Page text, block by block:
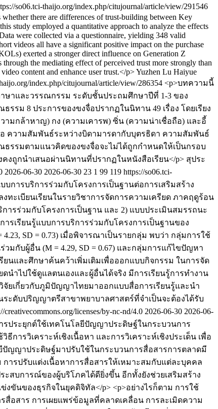
so06.tci-thaijo.org/index.php/citujournal/article/view/291546
there are differences of trust-building between Key
study employed a quantitative approach to analyze the effects
were collected via a questionnaire, yielding 348 valid
videos all have a significant positive impact on the purchase
exerted a stronger direct influence on Generation Z
the mediating effect of perceived trust more strongly than
content and enhance user trust.</p>Yuzhen Lu Haiyue
index.php/citujournal/article/view/286354 <p>บทความนี้
าและวรรณกรรม ระดับชั้นประถมศึกษาปีที่ 1-3 ของ
ม 8 ประการของขงจื่อปรากฏในนิทาน 49 เรื่อง โดยเรียง
มกล้าหาญ) กง (ความเคารพ) ซิ่น (ความน่าเชื่อถือ) และอี้
ความสัมพันธ์ระหว่างบิดามารดากับบุตรธิดา ความสัมพันธ์
รรมตามแนวคิดของขงจื่อจะไม่ได้ถูกกำหนดให้เป็นกรอบ
งถูกนำเสนอผ่านนิทานที่ปรากฏในหนังสือเรียน</p> สุประ
2026-06-30 2026-06-30 23 1 99 119 https://so06.tci-
การบริการร่วมกับโครงการเป็นฐานต่อการเสริมสร้าง
ะเบียนเรียนในรายวิชาการจัดการความเครียด ภาคฤดูร้อน
ารร่วมกับโครงการเป็นฐาน และ 2) แบบประเมินสมรรถนะ
รเรียนรู้แบบการบริการร่วมกับโครงการเป็นฐานของ
SD = 0.73) เมื่อพิจารณาเป็นรายกลุ่ม พบว่า กลุ่มการใช้
วมกับผู้อื่น (M = 4.29, SD = 0.67) และกลุ่มการแก้ไขปัญหา
ยนและศึกษาค้นคว้าเพิ่มเติมเพื่อออกแบบกิจกรรม ในการจัด
ำไปใช้ดูแลตนเองและผู้อื่นได้จริง มีการเรียนรู้การทำงาน
ยเกี่ยวกับภูมิปัญญาไทยมาออกแบบสื่อการเรียนรู้และนำ
ระดับปริญญาตรีสาขาพยาบาลศาสตร์ที่จำเป็นจะต้องได้รับ
licenses/by-nc-nd/4.0 2026-06-30 2026-06-
ประยุกต์ใช้เทคโนโลยีปัญญาประดิษฐ์ในกระบวนการ
ารวิเคราะห์เชิงเนื้อหา และการวิเคราะห์เชิงประเด็น เพื่อ
ปัญญาประดิษฐ์มาปรับใช้ในกระบวนการสื่อสารการตลาดมี
ารปรับแต่งเนื้อหาการสื่อสารให้เหมาะสมกับแต่ละบุคคล
สบการณ์ของผู้บริโภคได้ดียิ่งขึ้น อีกทั้งยังช่วยเสริมสร้าง
นของธุรกิจในยุคดิจิทัล</p> <p>อย่างไรก็ตาม การใช้
อสาร การเผยแพร่ข้อมูลที่คลาดเคลื่อน การละเมิดความ